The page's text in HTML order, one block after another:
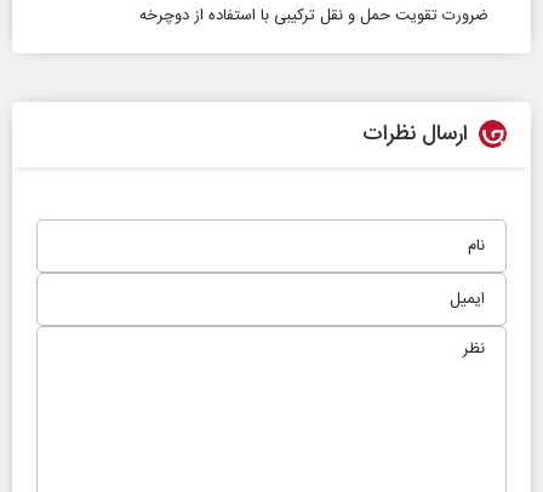
ضرورت تقویت حمل و نقل ترکیبی با استفاده از دوچرخه
ارسال نظرات